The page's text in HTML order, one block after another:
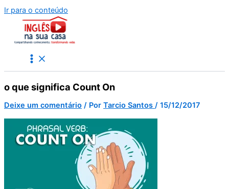
Ir para o conteúdo
o que significa Count On
Deixe um comentário / Por Tarcio Santos / 15/12/2017